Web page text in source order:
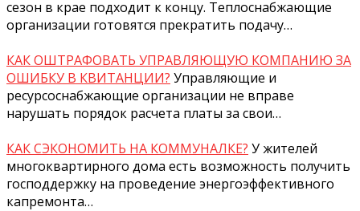
сезон в крае подходит к концу. Теплоснабжающие
организации готовятся прекратить подачу…
КАК ОШТРАФОВАТЬ УПРАВЛЯЮЩУЮ КОМПАНИЮ ЗА
ОШИБКУ В КВИТАНЦИИ? Управляющие и
ресурсоснабжающие организации не вправе
нарушать порядок расчета платы за свои…
КАК СЭКОНОМИТЬ НА КОММУНАЛКЕ? У жителей
многоквартирного дома есть возможность получить
господдержку на проведение энергоэффективного
капремонта…